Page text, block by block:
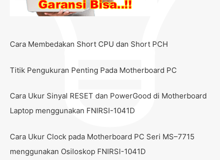
Cara Membedakan Short CPU dan Short PCH
Titik Pengukuran Penting Pada Motherboard PC
Cara Ukur Sinyal RESET dan PowerGood di Motherboard
Laptop menggunakan FNIRSI-1041D
Cara Ukur Clock pada Motherboard PC Seri MS–7715
menggunakan Osiloskop FNIRSI-1041D